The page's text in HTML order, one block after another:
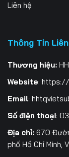
Liên hệ
Thông Tin
Thương hiệu:
Website: https://
Email:
Số điện thoại:
Địa chỉ: 670
phố Hồ Chí Minh,